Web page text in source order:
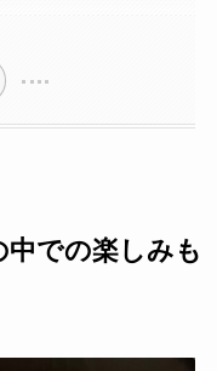
中での楽しみも